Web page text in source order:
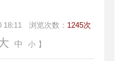
18:11 浏览次数： 1245次
中 小 】